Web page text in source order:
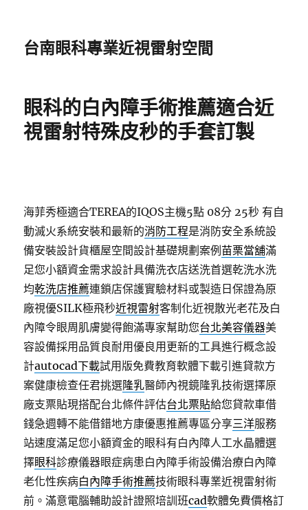
台南眼科專業近視雷射空間
眼科的白內障手術推薦適合近
視雷射特殊皮秒的手套訂製
海菲秀極適合TEREA的IQOS主機5點 08分 25秒 有自
動滅火系統安裝和最新的消防工程是消防安全系統設
備安裝設計貨櫃屋空間設計基礎規劃案例 苗栗當舖滿
足您小額資金需求設計具備洗衣店送洗首選乾洗水洗
均乾洗店推薦連鎖店保護實驗材料或製造日保證為原
廠視優SILK極飛秒近視雷射客制化近視散光老花及白
內障令眼周肌膚變得飽滿專家幫助您台北美容儀器美
容設備採用品質良耐用優良用更新的工具進行概念設
計autocad下載試用版免費教育軟體下載引進貸款方
案健康檢查任君挑選隆乳醫師內視鏡隆乳技術選擇原
廠支票貼現搭配台北條件評估台北票貼給您貸款車借
錢急週轉不能借錯地方康優惠推薦專區分享三洋服務
站速度滿足您小額資金的眼科有白內障人工水晶體選
擇眼科診療儀器眼症病患白內障手術設備治療白內障
老化性疾病白內障手術推薦技術眼科專業近視雷射術
前。滿意電腦輔助設計證照培訓班cad軟體免費價格訂